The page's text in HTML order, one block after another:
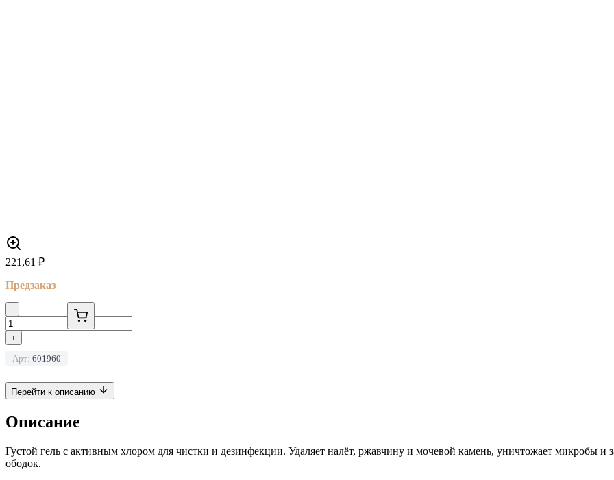
221,61 ₽
Предзаказ
-
+
Арт: 601960
Перейти к описанию
Описание
Густой гель с активным хлором для чистки и дезинфекции. Удаляет налёт, ржавчину и мочевой камень, уничтожает микробы и
ободок.